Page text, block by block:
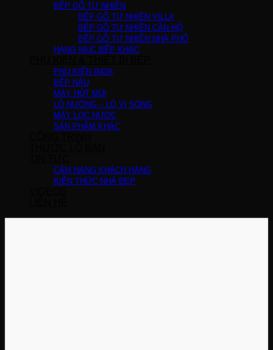
BẾP GỖ TỰ NHIÊN
BẾP GỖ TỰ NHIÊN VILLA
BẾP GỖ TỰ NHIÊN CĂN HỘ
BẾP GỖ TỰ NHIÊN NHÀ PHỐ
HẠNG MỤC BẾP KHÁC
PHỤ KIỆN INOX
BẾP NẤU
MÁY HÚT MÙI
LÒ NƯỚNG – LÒ VI SÓNG
MÁY LỌC NƯỚC
SẢN PHẨM KHÁC
CẨM NANG KHÁCH HÀNG
KIẾN THỨC NHÀ ĐẸP